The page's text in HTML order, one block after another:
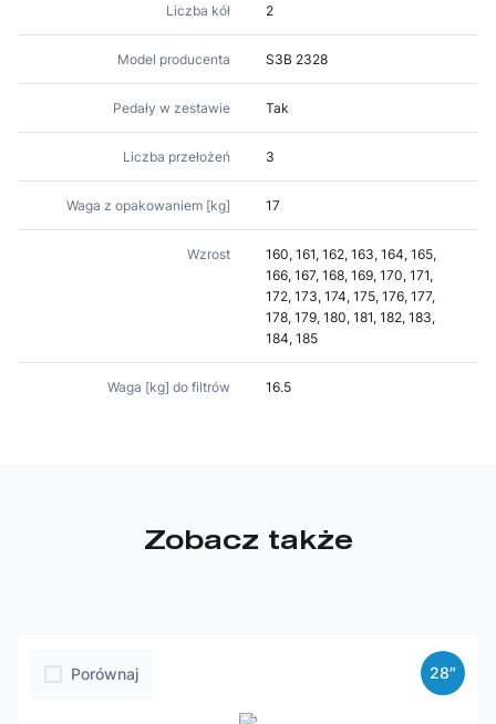
Liczba kół 2
Model producenta S3B 2328
Pedały w zestawie Tak
Liczba przełożeń 3
Waga z opakowaniem [kg] 17
Wzrost
160, 161, 162, 163, 164, 165,
166, 167, 168, 169, 170, 171,
172, 173, 174, 175, 176, 177,
178, 179, 180, 181, 182, 183,
184, 185
Waga [kg] do filtrów 16.5
Zobacz także
Porównaj 28″